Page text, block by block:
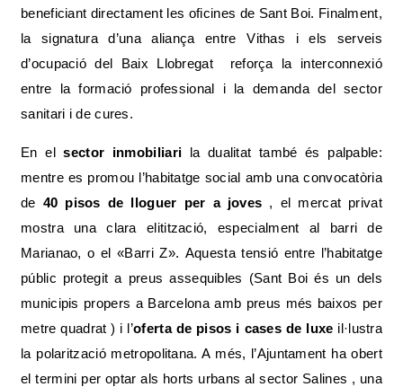
beneficiant directament les oficines de Sant Boi. Finalment,
la signatura d’una aliança entre Vithas i els serveis
d’ocupació del Baix Llobregat reforça la interconnexió
entre la formació professional i la demanda del sector
sanitari i de cures.
En elsector inmobiliari la dualitat també és palpable:
mentre es promou l’habitatge social amb una convocatòria
de 40 pisos de lloguer per a joves , el mercat privat
mostra una clara elitització, especialment al barri de
Marianao, o el «Barri Z». Aquesta tensió entre l’habitatge
públic protegit a preus assequibles (Sant Boi és un dels
municipis propers a Barcelona amb preus més baixos per
metre quadrat ) i l’oferta de pisos i cases de luxe il·lustra
la polarització metropolitana. A més, l’Ajuntament ha obert
el termini per optar als horts urbans al sector Salines , una